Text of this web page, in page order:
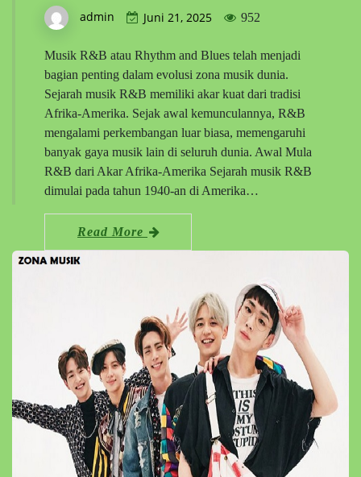
admin Juni 21, 2025 952
Musik R&B atau Rhythm and Blues telah menjadi
bagian penting dalam evolusi zona musik dunia.
Sejarah musik R&B memiliki akar kuat dari tradisi
Afrika-Amerika. Sejak awal kemunculannya, R&B
mengalami perkembangan luar biasa, memengaruhi
banyak gaya musik lain di seluruh dunia. Awal Mula
R&B dari Akar Afrika-Amerika Sejarah musik R&B
dimulai pada tahun 1940-an di Amerika…
Read More